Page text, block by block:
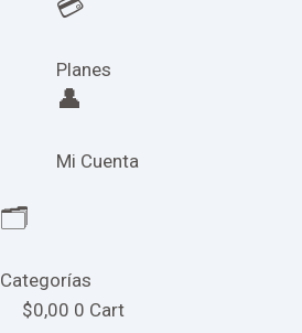
💳
Planes
👤
Mi Cuenta
🗂️
Categorías
$0,00 0 Cart